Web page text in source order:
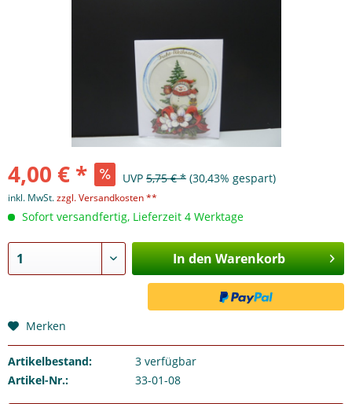
4,00 € * UVP 5,75 € * (30,43% gespart)
inkl. MwSt.zzgl. Versandkosten **
Sofort versandfertig, Lieferzeit 4 Werktage
In den Warenkorb
Merken
Artikelbestand: 3verfügbar
Artikel-Nr.:
33-01-08